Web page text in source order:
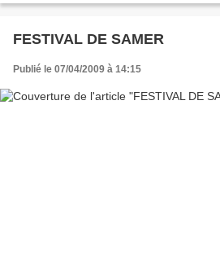
FESTIVAL DE SAMER
Publié le 07/04/2009 à 14:15